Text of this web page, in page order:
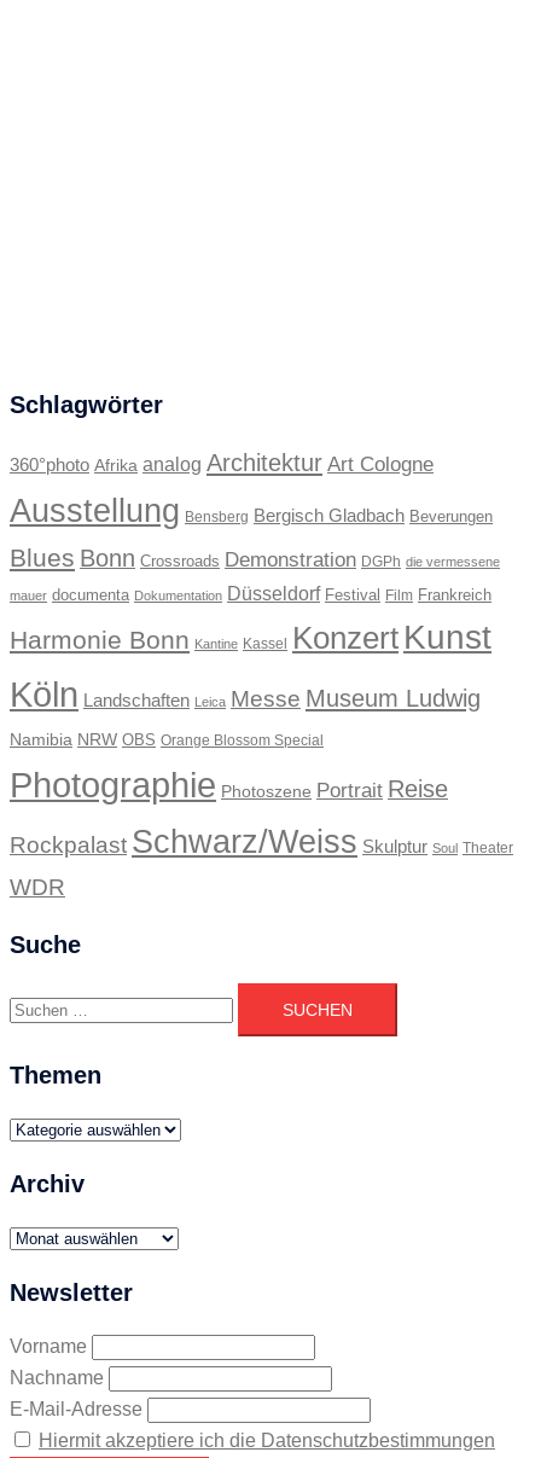
Schlagwörter
360°photo Afrika analog Architektur Art Cologne
Ausstellung Bensberg Bergisch Gladbach Beverungen
Blues Bonn Crossroads Demonstration DGPh die vermessene
mauer documenta Dokumentation Düsseldorf Festival Film Frankreich
Harmonie Bonn Kantine Kassel Konzert Kunst
Köln Landschaften Leica Messe Museum Ludwig
Namibia NRW OBS Orange Blossom Special
Photographie Photoszene Portrait Reise
Rockpalast Schwarz/Weiss Skulptur Soul Theater
WDR
Suche
Suchen
nach:
Themen
Themen
Archiv
Archiv
Newsletter
Vorname
Nachname
E-Mail-Adresse
Hiermit akzeptiere ich die Datenschutzbestimmungen